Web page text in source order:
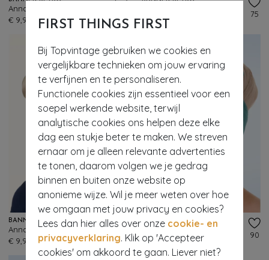
FIRST THINGS FIRST
Bij Topvintage gebruiken we cookies en
vergelijkbare technieken om jouw ervaring
te verfijnen en te personaliseren.
Functionele cookies zijn essentieel voor een
soepel werkende website, terwijl
analytische cookies ons helpen deze elke
dag een stukje beter te maken. We streven
ernaar om je alleen relevante advertenties
te tonen, daarom volgen we je gedrag
binnen en buiten onze website op
anonieme wijze. Wil je meer weten over hoe
we omgaan met jouw privacy en cookies?
Lees dan hier alles over onze cookie- en
privacyverklaring. Klik op 'Accepteer
cookies' om akkoord te gaan. Liever niet?
Anna haarsjaal in fel roze
€ 9,95
€ 9,95
75
BANNED RETRO
Anna haarsjaal in gebroken wit
€ 9,95
62
BANNED RETRO
Anna haarsjaal in aqua
€ 9,95
90